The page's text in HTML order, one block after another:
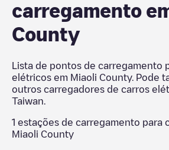
carregamento
County
Lista de pontos de carregamento
elétricos em Miaoli County. Pode
outros carregadores de carros
Taiwan
1 estações de carregamento para
Miaoli County